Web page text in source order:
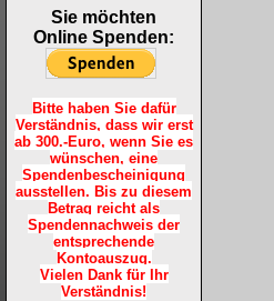
Sie möchten
Online Spenden:
Bitte haben Sie dafür
Verständnis, dass wir erst
ab 300.-Euro, wenn Sie es
wünschen, eine
Spendenbescheinigung
ausstellen. Bis zu diesem
Betrag reicht als
Spendennachweis der
entsprechende
Kontoauszug.
Vielen Dank für Ihr
Verständnis!